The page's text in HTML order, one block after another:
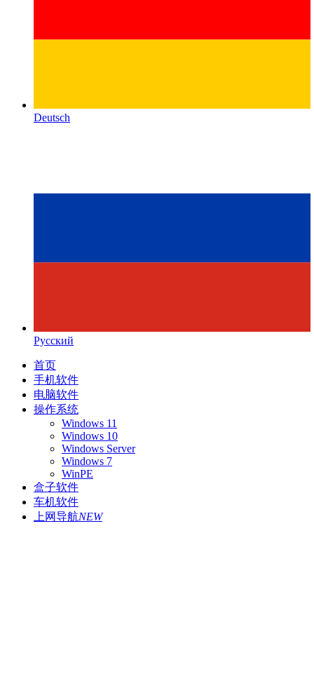
Deutsch
Русский
首页
手机软件
电脑软件
操作系统
Windows 11
Windows 10
Windows Server
Windows 7
WinPE
盒子软件
车机软件
上网导航NEW